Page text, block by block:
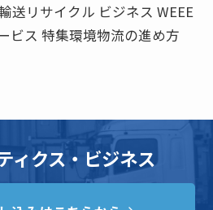
送リサイクル ビジネス WEEE
ビス 特集環境物流の進め方
ィクス・ビジネス